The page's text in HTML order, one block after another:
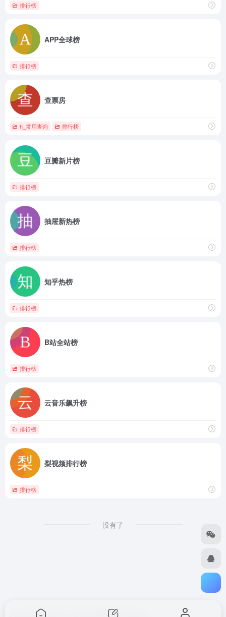
排行榜
APP全球榜
排行榜
查票房
h_常用查询 排行榜
豆瓣新片榜
排行榜
抽屉新热榜
排行榜
知乎热榜
排行榜
B站全站榜
排行榜
云音乐飙升榜
排行榜
梨视频排行榜
排行榜
没有了